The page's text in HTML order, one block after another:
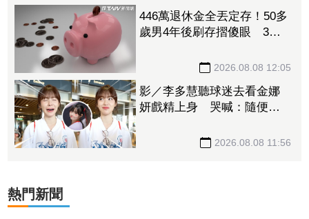
446萬退休金全丟定存！50多
歲男4年後刷存摺傻眼 3年
2026.08.08 12:05
影／李多慧聽球迷去看金娜
妍戲精上身 哭喊：隨便！
2026.08.08 11:56
熱門新聞